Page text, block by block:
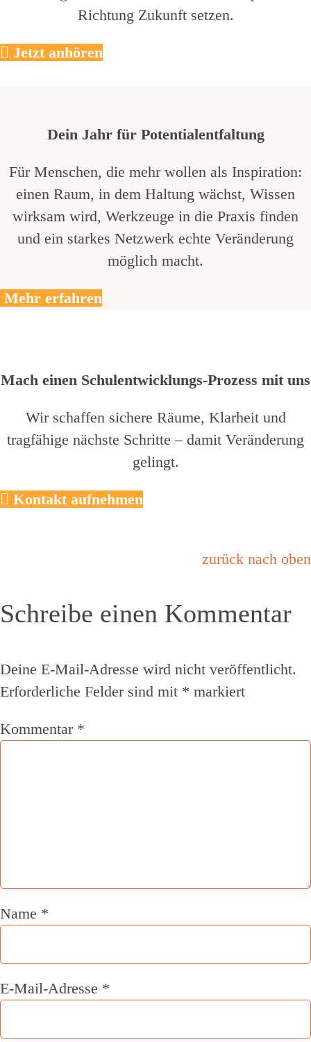
Richtung Zukunft setzen.
Jetzt anhören
Dein Jahr für Potentialentfaltung
Für Menschen, die mehr wollen als Inspiration:
einen Raum, in dem Haltung wächst, Wissen
wirksam wird, Werkzeuge in die Praxis finden
und ein starkes Netzwerk echte Veränderung
möglich macht.
Mehr erfahren
Mach einen Schulentwicklungs-Prozess mit uns
Wir schaffen sichere Räume, Klarheit und
tragfähige nächste Schritte – damit Veränderung
gelingt.
Kontakt aufnehmen
zurück nach oben
Schreibe einen Kommentar
Deine E-Mail-Adresse wird nicht veröffentlicht.
Erforderliche Felder sind mit * markiert
Kommentar *
Name *
E-Mail-Adresse *